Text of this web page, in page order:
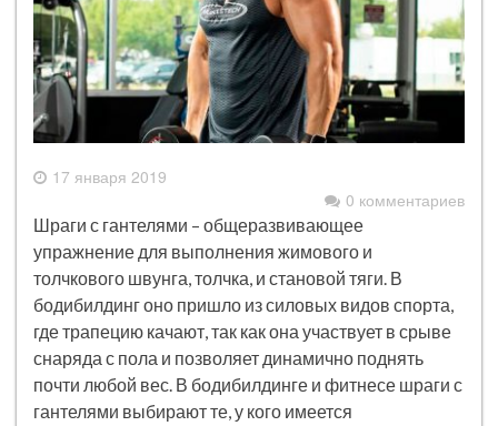
17 января 2019
0 комментариев
Шраги с гантелями – общеразвивающее
упражнение для выполнения жимового и
толчкового швунга, толчка, и становой тяги. В
бодибилдинг оно пришло из силовых видов спорта,
где трапецию качают, так как она участвует в срыве
снаряда с пола и позволяет динамично поднять
почти любой вес. В бодибилдинге и фитнесе шраги с
гантелями выбирают те, у кого имеется